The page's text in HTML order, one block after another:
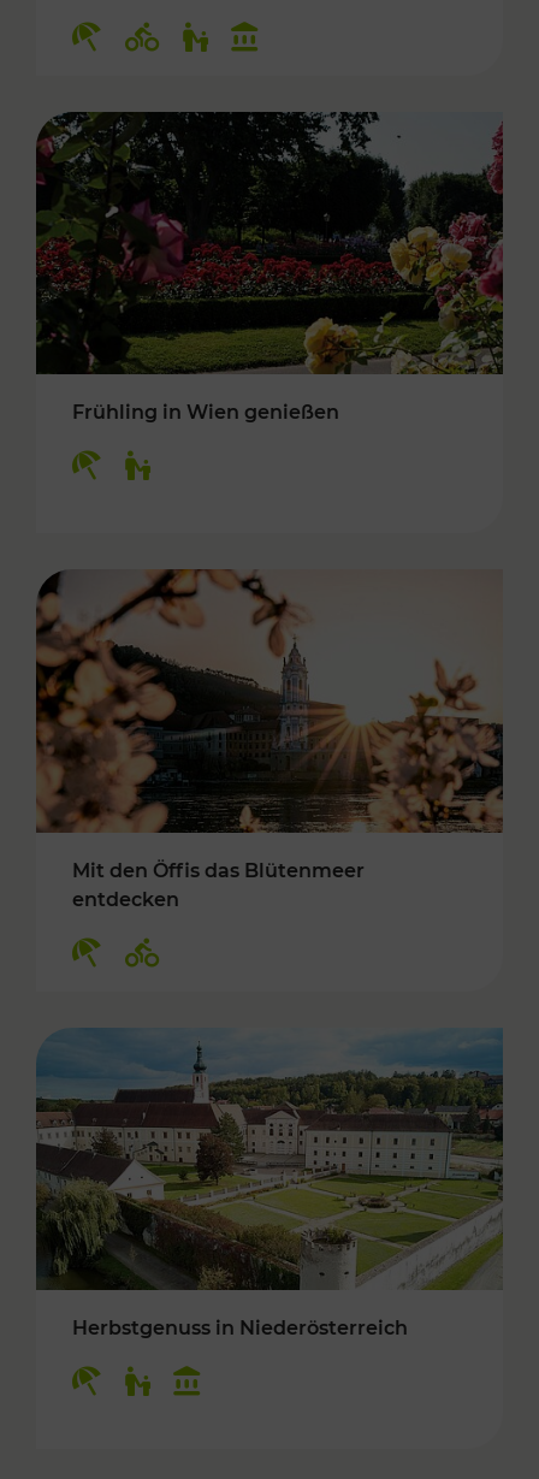
Frühling in Wien genießen
Mit den Öffis das Blütenmeer
entdecken
Herbstgenuss in Niederösterreich